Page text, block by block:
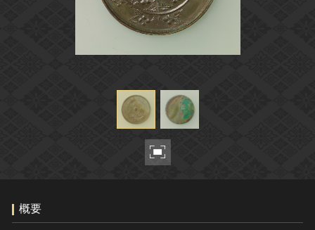
全国の美術館・博物館
文化庁よりご挨拶
今月のみどころ
お知らせ一覧
このサイトについて
関連サイトリンク
サイトマップ
サイトのご意見はこちら
文化遺産データベース
概要